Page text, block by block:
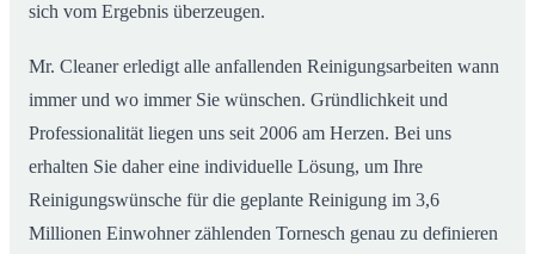
sich vom Ergebnis überzeugen.
Mr. Cleaner erledigt alle anfallenden Reinigungsarbeiten wann
immer und wo immer Sie wünschen. Gründlichkeit und
Professionalität liegen uns seit 2006 am Herzen. Bei uns
erhalten Sie daher eine individuelle Lösung, um Ihre
Reinigungswünsche für die geplante Reinigung im 3,6
Millionen Einwohner zählenden Tornesch genau zu definieren